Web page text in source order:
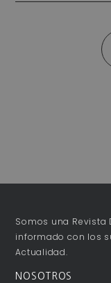
Somos una
informado con los
Actualidad.
NOSOTROS